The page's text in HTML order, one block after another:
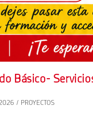
Básico-
/ PROYECTOS